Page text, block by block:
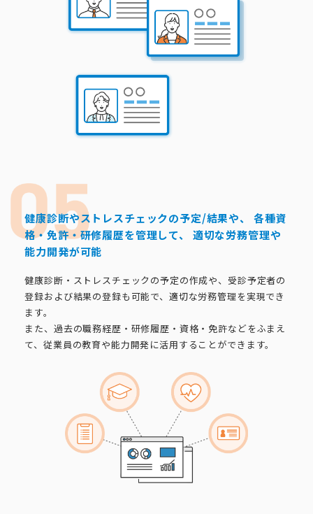
健康診断やストレスチェックの予定/結果や、
各種資
格・免許・研修履歴を管理して、
適切な労務管理や
能力開発が可能
健康診断・ストレスチェックの予定の作成や、受診予定者の
登録および結果の登録も可能で、適切な労務管理を実現でき
ます。
また、過去の職務経歴・研修履歴・資格・免許などをふまえ
て、従業員の教育や能力開発に活用することができます。